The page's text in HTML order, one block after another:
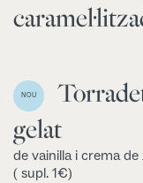
NOU
gelat
de vainilla i crema
( supl. 1€)